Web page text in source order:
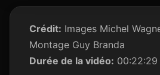
Crédit: Images Michel
Montage Guy Branda
Durée de la vidéo: 00:22:29